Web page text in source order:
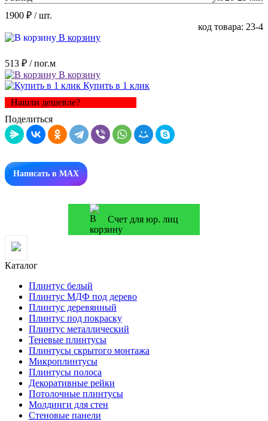
1900 ₽ / шт.
код товара: 23-4
В корзину
513 ₽ / пог.м
В корзину
Купить в 1 клик
Нашли дешевле?
Поделиться
Написать в MAX
Счет для юр. лиц
Каталог
Плинтус белый
Плинтус МДФ под дерево
Плинтус деревянный
Плинтус под покраску
Плинтус металлический
Теневые плинтусы
Плинтусы скрытого монтажа
Микроплинтусы
Плинтусы полоса
Декоративные рейки
Потолочные плинтусы
Молдинги для стен
Стеновые панели